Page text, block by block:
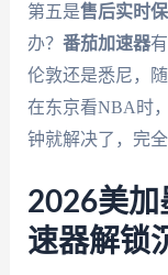
第五是售后实时
办？ 番茄加速器
伦敦还是悉尼，
在东京看NBA时
钟就解决了，完
2026美加
速器解锁